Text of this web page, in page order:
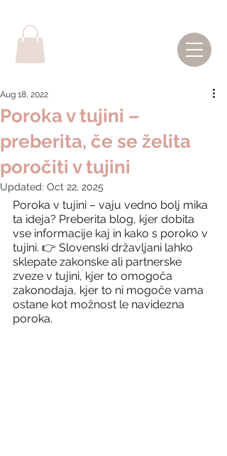
Poroka v tujini –
preberita, če se želita
poročiti v tujini
Aug 18, 2022
Updated: Oct 22, 2025
Poroka v tujini – vaju vedno bolj mika
ta ideja? Preberita blog, kjer dobita
vse informacije kaj in kako s poroko v
tujini. 👉 Slovenski državljani lahko
sklepate zakonske ali partnerske
zveze v tujini, kjer to omogoča
zakonodaja, kjer to ni mogoče vama
ostane kot možnost le navidezna
poroka.